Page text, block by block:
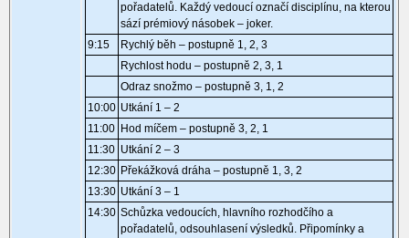
pořadatelů. Každý vedoucí označí disciplínu, na kterou
sází prémiový násobek – joker.
9:15
Rychlý běh – postupně 1, 2, 3
Rychlost hodu – postupně 2, 3, 1
Odraz snožmo – postupně 3, 1, 2
10:00 Utkání 1 – 2
11:00 Hod míčem – postupně 3, 2, 1
11:30 Utkání 2 – 3
12:30 Překážková dráha – postupně 1, 3, 2
13:30 Utkání 3 – 1
14:30 Schůzka vedoucích, hlavního rozhodčího a
pořadatelů, odsouhlasení výsledků. Připomínky a